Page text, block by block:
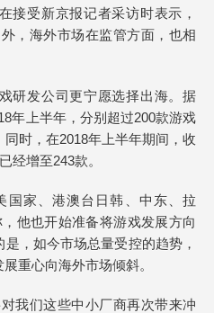
接受新京报记者采访时表示，
，海外市场在监管方面，也相
研发公司更宁愿选择出海。据
年上半年，分别超过200款游戏
时，在2018年上半年期间，收
经增至243款。
国家、港澳台日韩、中东、拉
他也开始准备将游戏发展方向
，如今市场总量受控的趋势，
重心向海外市场倾斜。
我们这些中小厂商再次带来冲